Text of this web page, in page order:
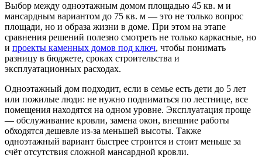
Выбор между одноэтажным домом площадью 45 кв. м и
мансардным вариантом до 75 кв. м — это не только вопрос
площади, но и образа жизни в доме. При этом на этапе
сравнения решений полезно смотреть не только каркасные, но
и проекты каменных домов под ключ, чтобы понимать
разницу в бюджете, сроках строительства и
эксплуатационных расходах.
Одноэтажный дом подходит, если в семье есть дети до 5 лет
или пожилые люди: не нужно подниматься по лестнице, все
помещения находятся на одном уровне. Эксплуатация проще
— обслуживание кровли, замена окон, внешние работы
обходятся дешевле из-за меньшей высоты. Также
одноэтажный вариант быстрее строится и стоит меньше за
счёт отсутствия сложной мансардной кровли.